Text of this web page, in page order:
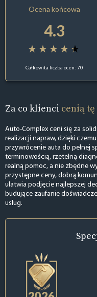
Ocena końcowa
4.3
Całkowita liczba ocen: 70
Za co klienci cenią
Auto-Complex ceni się za
realizacji napraw, dzięki
przywrócenie auta do pełnej
terminowością, rzetelną
realną pomoc, a nie zbędne
przystępne ceny, dobrą
ułatwia podjęcie najlepszej
budujące zaufanie
usług.